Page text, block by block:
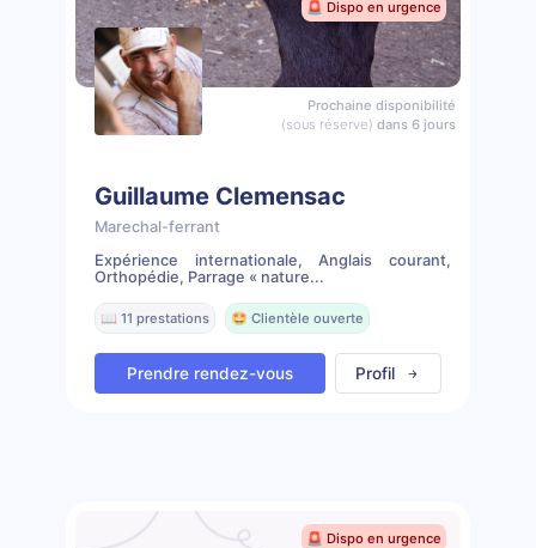
🚨 Dispo en urgence
Prochaine disponibilité
(sous réserve) dans 6 jours
Guillaume Clemensac
Marechal-ferrant
Expérience internationale, Anglais courant,
Orthopédie, Parrage « nature...
📖 11 prestations 🤩 Clientèle ouverte
Prendre rendez-vous Profil
🚨 Dispo en urgence